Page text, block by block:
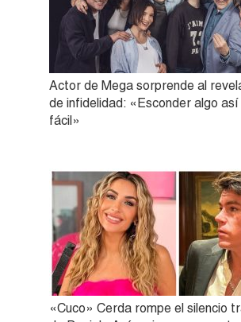
Actor de Mega sorprende al
de infidelidad: «Esconder algo
fácil»
«Cuco» Cerda rompe el silencio